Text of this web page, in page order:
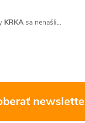
KRKAsa nenašli...